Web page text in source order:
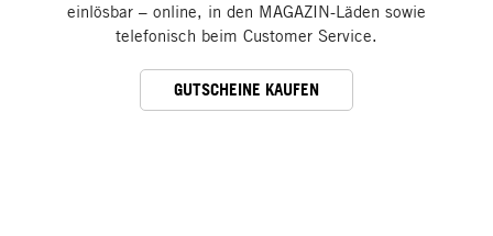
einlösbar – online, in den MAGAZIN-Läden sowie
telefonisch beim Customer Service.
GUTSCHEINE KAUFEN